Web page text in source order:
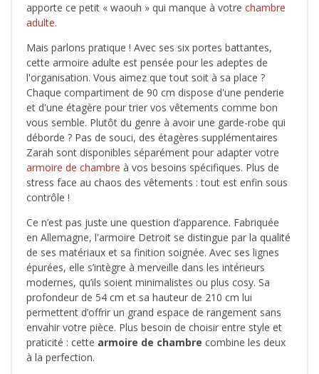
apporte ce petit « waouh » qui manque à votre chambre
adulte.
Mais parlons pratique ! Avec ses six portes battantes,
cette armoire adulte est pensée pour les adeptes de
l'organisation. Vous aimez que tout soit à sa place ?
Chaque compartiment de 90 cm dispose d'une penderie
et d'une étagère pour trier vos vêtements comme bon
vous semble. Plutôt du genre à avoir une garde-robe qui
déborde ? Pas de souci, des étagères supplémentaires
Zarah sont disponibles séparément pour adapter votre
armoire de chambre à vos besoins spécifiques. Plus de
stress face au chaos des vêtements : tout est enfin sous
contrôle !
Ce n’est pas juste une question d’apparence. Fabriquée
en Allemagne, l'armoire Detroit se distingue par la qualité
de ses matériaux et sa finition soignée. Avec ses lignes
épurées, elle s’intègre à merveille dans les intérieurs
modernes, qu’ils soient minimalistes ou plus cosy. Sa
profondeur de 54 cm et sa hauteur de 210 cm lui
permettent d’offrir un grand espace de rangement sans
envahir votre pièce. Plus besoin de choisir entre style et
praticité : cette armoire de chambre combine les deux
à la perfection.